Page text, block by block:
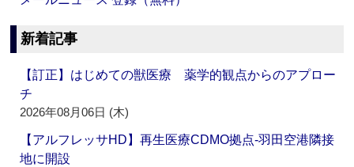
新着記事
【訂正】はじめての獣医療 薬学的観点からのアプロー
チ
2026年08月06日 (木)
【アルフレッサHD】再生医療CDMO拠点‐羽田空港隣接
地に開設